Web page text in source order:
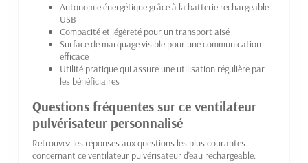
Autonomie énergétique grâce à la batterie rechargeable
USB
Compacité et légèreté pour un transport aisé
Surface de marquage visible pour une communication
efficace
Utilité pratique qui assure une utilisation régulière par
les bénéficiaires
Questions fréquentes sur ce ventilateur
pulvérisateur personnalisé
Retrouvez les réponses aux questions les plus courantes
concernant ce ventilateur pulvérisateur d'eau rechargeable.